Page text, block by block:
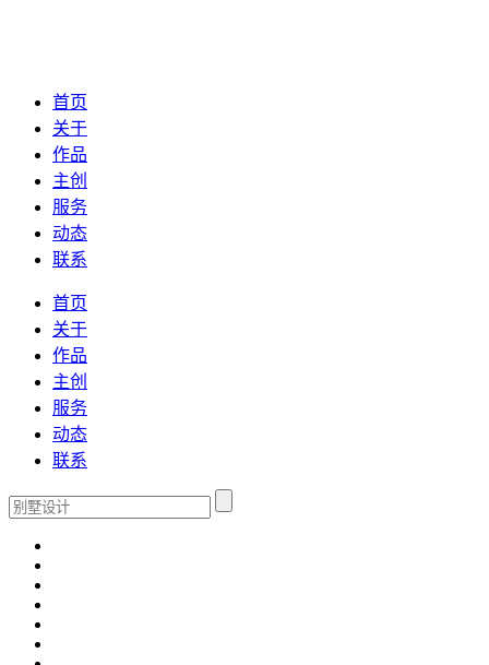
首页
关于
作品
主创
服务
动态
联系
首页
关于
作品
主创
服务
动态
联系